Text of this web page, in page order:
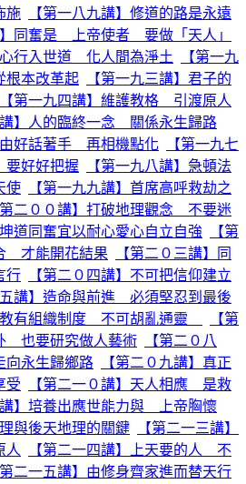
施
【第一八九講】修道的路是永遠
】同奮是 上帝使者 要做「天人」
心行入世道 化人間為淨土
【第一九
本改革起
【第一九三講】君子的
【第一九四講】維護教格 引渡原人
講】人的臨終一念 關係永生歸路
由好話著手 再相機點化
【第一九七
好好把握
【第一九八講】急頓法
使
【第一九九講】首席高呼救劫之
第二００講】打破地理觀念 不要迷
道同奮宜以耐心愛心自立自強
【第
才能開花結果
【第二０三講】同
行
【第二０四講】不可把信仰建立
五講】造命與前進 必須堅忍到最後
教有組織制度 不可胡亂通靈
【第
也要研究做人藝術
【第二０八
永生歸鄉路
【第二０九講】真正
受
【第二一０講】天人相應 是救
講】培養出應世能力與 上帝胸懷
與後天地理的關鍵
【第二一三講】
人
【第二一四講】上天要的人 不
第二一五講】由修身齊家進而替天行